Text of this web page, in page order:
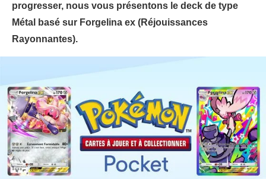
progresser, nous vous présentons le deck de type
Métal basé sur Forgelina ex (Réjouissances
Rayonnantes).